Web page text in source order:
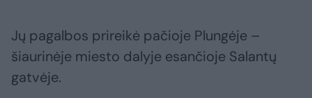
Jų pagalbos prireikė pačioje Plungėje –
šiaurinėje miesto dalyje esančioje Salantų
gatvėje.